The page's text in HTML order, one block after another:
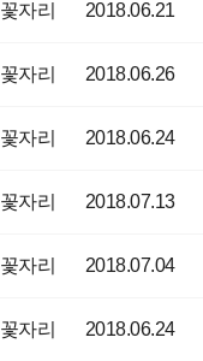
꽃자리 2018.06.21
꽃자리 2018.06.26
꽃자리 2018.06.24
꽃자리 2018.07.13
꽃자리 2018.07.04
꽃자리 2018.06.24